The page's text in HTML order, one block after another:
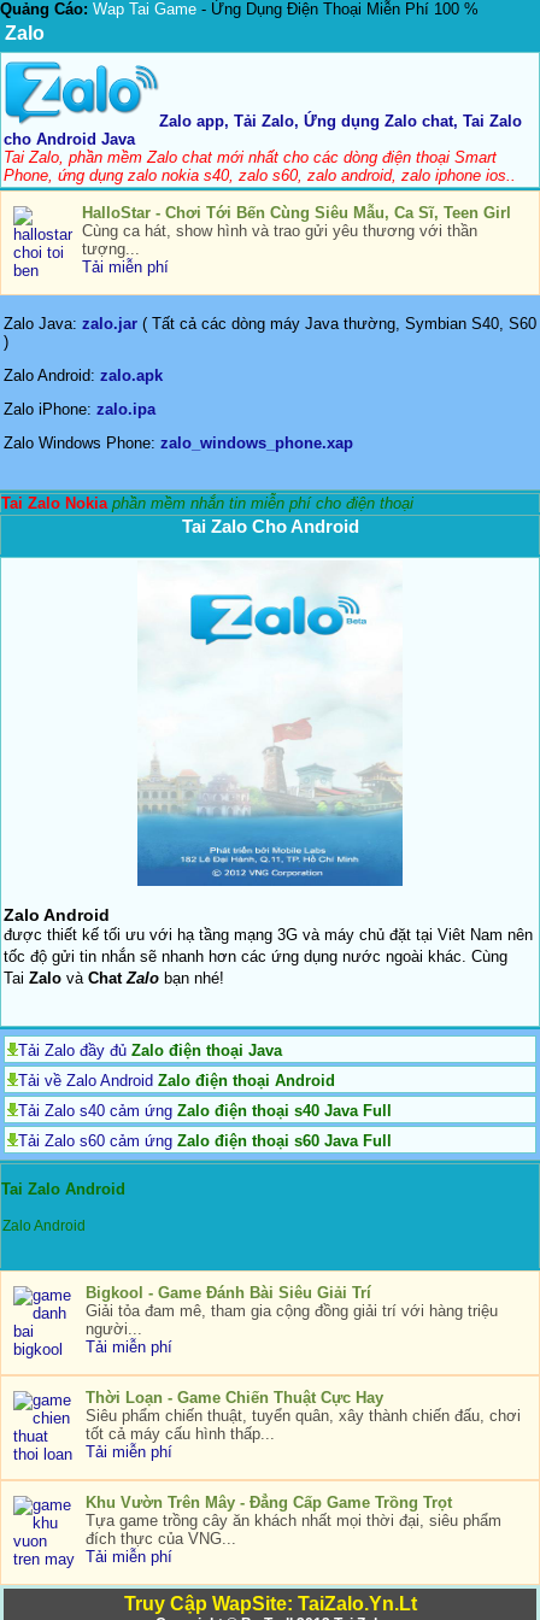
Quảng Cáo: Wap Tai Game - Ứng Dụng Điện Thoại Miễn Phí 100 %
Zalo
Zalo app, Tải Zalo, Ứng dụng Zalo chat, Tai Zalo
cho Android Java
Tai Zalo, phần mềm Zalo chat mới nhất cho các dòng điện thoại Smart
Phone, ứng dụng zalo nokia s40, zalo s60, zalo android, zalo iphone ios..
HalloStar - Chơi Tới Bến Cùng Siêu Mẫu, Ca Sĩ, Teen Girl
Cùng ca hát, show hình và trao gửi yêu thương với thần
tượng...
Tải miễn phí
Zalo Java: zalo.jar ( Tất cả các dòng máy Java thường, Symbian S40, S60
)
Zalo Android: zalo.apk
Zalo iPhone: zalo.ipa
Zalo Windows Phone: zalo_windows_phone.xap
Tai Zalo Nokiaphần mềm nhắn tin miễn phí cho điện thoại
Tai Zalo Cho Android
Zalo Android
được thiết kế tối ưu với hạ tầng mạng 3G và máy chủ đặt tại Viêt Nam nên
tốc độ gửi tin nhắn sẽ nhanh hơn các ứng dụng nước ngoài khác. Cùng
Tai Zalo và ChatZalo bạn nhé!
Tải Zalo đầy đủ Zalo điện thoại Java
Tải về Zalo Android Zalo điện thoại Android
Tải Zalo s40 cảm ứng Zalo điện thoại s40 Java Full
Tải Zalo s60 cảm ứng Zalo điện thoại s60 Java Full
Tai Zalo Android
Zalo Android
Bigkool - Game Đánh Bài Siêu Giải Trí
Giải tỏa đam mê, tham gia cộng đồng giải trí với hàng triệu
người...
Tải miễn phí
Thời Loạn - Game Chiến Thuật Cực Hay
Siêu phẩm chiến thuật, tuyển quân, xây thành chiến đấu, chơi
tốt cả máy cấu hình thấp...
Tải miễn phí
Khu Vườn Trên Mây - Đẳng Cấp Game Trồng Trọt
Tựa game trồng cây ăn khách nhất mọi thời đại, siêu phẩm
đích thực của VNG...
Tải miễn phí
Truy Cập WapSite: TaiZalo.Yn.Lt